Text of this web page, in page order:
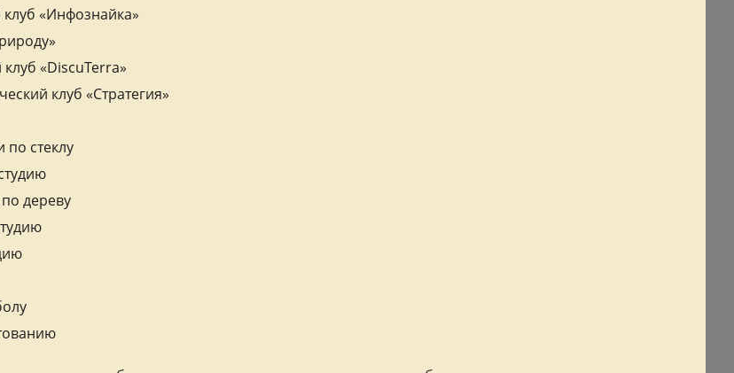
«Инфознайка»
«DiscuTerra»
клуб «Стратегия»
по стеклу
дереву